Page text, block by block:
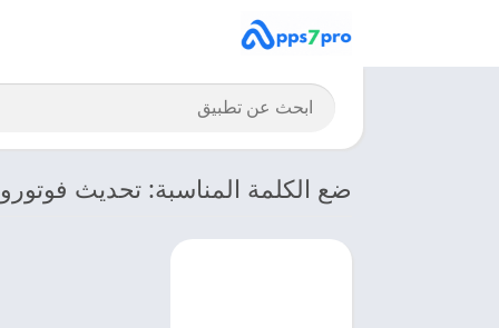
ضع الكلمة المناسبة: تحديث